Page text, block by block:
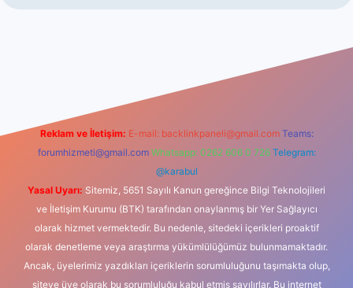
Reklam ve İletişim: E-mail: backlinkpaneli@gmail.com Teams:
forumhizmeti@gmail.com Whatsapp: 0262 606 0 726 Telegram:
@karabul
Yasal Uyarı: Sitemiz, 5651 Sayılı Kanun gereğince Bilgi Teknolojileri
ve İletişim Kurumu (BTK) tarafından onaylanmış bir Yer Sağlayıcı
olarak hizmet vermektedir. Bu nedenle, sitedeki içerikleri proaktif
olarak denetleme veya araştırma yükümlülüğümüz bulunmamaktadır.
Ancak, üyelerimiz yazdıkları içeriklerin sorumluluğunu taşımakta olup,
siteye üye olarak bu sorumluluğu kabul etmiş sayılırlar. Bu internet